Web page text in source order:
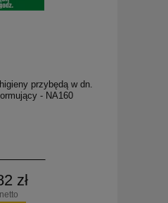
przybędą w dn.
- NA160
zł